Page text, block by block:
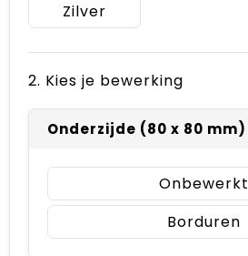
Zilver
2. Kies je bewerking
Onderzijde (80 x 80 mm)
Onbewerkt
Borduren